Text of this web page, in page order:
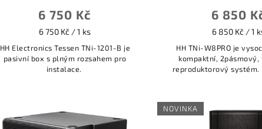
6 750 Kč
6 750 Kč / 1 ks
HH Electronics Tessen TNi-1201-B je
pasivní box s plným rozsahem pro
instalace.
6 850
6 850 Kč / 1
HH TNi-W8PRO je
kompaktní,
reproduktorový systém.
NOVINKA